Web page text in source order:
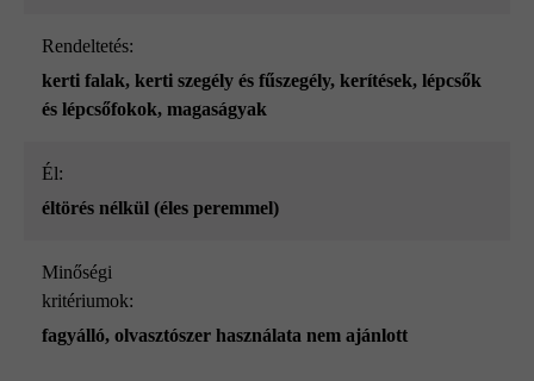
Rendeltetés:
kerti falak, kerti szegély és fűszegély, kerítések, lépcsők
és lépcsőfokok, magaságyak
él:
éltörés nélkül (éles peremmel)
Minőségi
kritériumok:
fagyálló, olvasztószer használata nem ajánlott